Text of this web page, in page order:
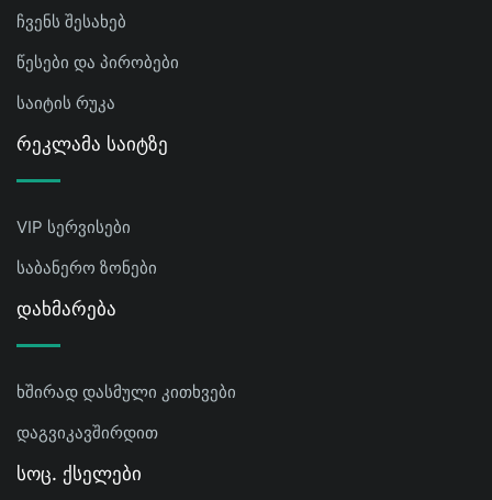
ჩვენს შესახებ
წესები და პირობები
საიტის რუკა
Რეკლამა Საიტზე
VIP სერვისები
საბანერო ზონები
Დახმარება
ხშირად დასმული კითხვები
დაგვიკავშირდით
Სოც. Ქსელები